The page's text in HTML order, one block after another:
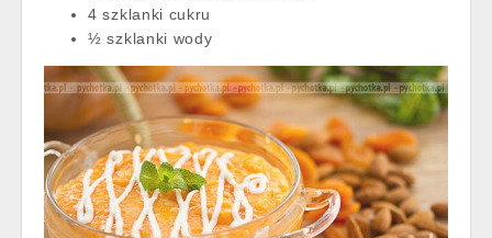
4 szklanki cukru
½ szklanki wody